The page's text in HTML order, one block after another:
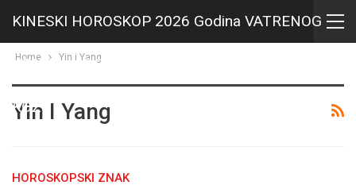
KINESKI HOROSKOP 2026 Godina VATRENOG
KONJA i HOROSKOP za 2027 Godina VATRENE
KOZE
Home Yin i Yang
Yin I Yang
HOROSKOPSKI ZNAK